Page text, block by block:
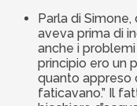
Parla di
aveva prima di
anche i problemi
principio ero un
quanto appreso
faticavano.” Il